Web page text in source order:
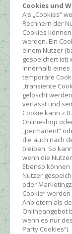
Cookies und
Als „Cookies“
Rechnern der
Cookies
werden. Ein
einem Nutzer
gespeichert ist)
innerhalb eines
temporäre
„transiente
gelöscht
verlässt und
Cookie kann
Onlineshop
„permanent“
die auch nach
bleiben. So
wenn die
Ebenso
Nutzer
oder
Cookie“
Anbietern als
Onlineangebot
wenn es nur
Party Cookies“).